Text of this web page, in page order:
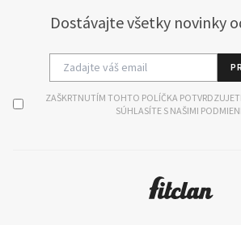
Dostávajte všetky novinky
ZAŠKRTNUTÍM TOHTO POLÍČKA
SÚHLASÍTE S NAŠIMI